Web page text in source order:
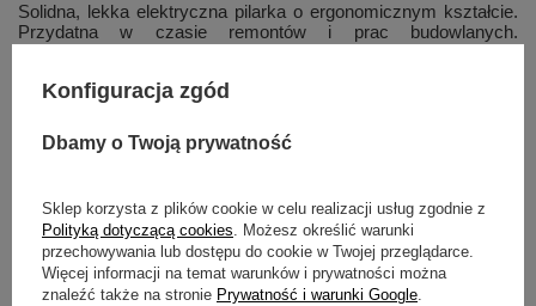
Solidna, lekka elektryczna pilarka o ergonomicznym kształcie.
Przydatna w czasie remontów i prac budowlanych.
a dzięki oryginalnej prowadnicy i łańcuchowi Oregon możliwa
Dane techniczne:
Moc - 2000W
Długość prowadnicy łańcucha - 35 cm
Oznaczenie łańcucha - 91PJ052X
Pojemność zbiornika oleju łańcuchowego - 200 ml
Smarowanie łańcucha - automatyczne
Konfiguracja zgód
Dbamy o Twoją prywatność
Sklep korzysta z plików cookie w celu realizacji usług zgodnie z
Polityką dotyczącą cookies . Możesz określić warunki
przechowywania lub dostępu do cookie w Twojej przeglądarce.
Więcej informacji na temat warunków i prywatności można
znaleźć także na stronie Prywatność i warunki Google